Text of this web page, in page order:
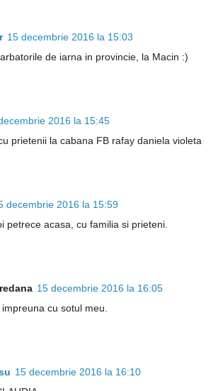
15 decembrie 2016 la 15:03
de iarna in provincie, la Macin :)
2016 la 15:45
prietenii la cabana FB rafay daniela violeta
decembrie 2016 la 15:59
petrece acasa, cu familia si prieteni.
15 decembrie 2016 la 16:05
cu sotul meu.
15 decembrie 2016 la 16:10